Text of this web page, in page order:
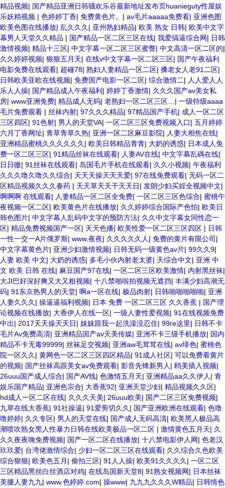
婷网 国产的黄色人成 国产91三级在线播放 亚洲精品一二区狠狠撸婷婷五
月天 大香蕉国欧美 日本人妻激情91 欧美特黄一级视频18 免费麻豆黄色
偷拍 亚洲 制服 另类 欧美日一区二区黄色电影 亚洲超黄AV 亚洲日本中文
字幕天天更新 亚洲一级欧美 大香蕉天天更新视频 国产性生活视频免费看
三级片AA久久久久免费看 国产传媒精品视频91 一级黄片精品在线精彩视
频 香蕉黄色片网站 国产精品草逼 欧美成人黄色的毛片 免费看国庆黄片
亚洲韩日一区91 91精品偷窥一区二区 大香蕉手机视频免费线 亚洲无码
国产乱码精品95 91麻豆强暴精品在线 91AV一区在线 日韩欧美视屏中文
版 欧美情色一区=区 亚洲精品久久国产精品37P 亚洲少妇上 中文字幕日
韩黄色影片 人妻福利日韩
精品视频| 国产精品亚洲日韩骚欢乐谷最新地址发布页huanieguty性屋娱
乐妖精视频 | 色婷婷丁香| 免费黄色片。 | av毛片aaaaa免费看| 亚洲色图
欧美色图在线播放| 乱久久久 | 亚州熟妇精品| 欧美 熟女 日韩| 欧美中文字
幕男人天堂久久精品 | 国产精品一区二区三区在线| 我爱搞逼综合网| 日韩
激情视频| 精品十三区| 中文字幕一区二区三区蜜臀| 中文高清一区二区的|
久久婷婷视频| 狠狠五月天| 在线v中文字幕一区二区三区| 国产午夜福利
电影免费在线观看| 超碰78| 熟妇人妻精品一区二区| 搡老女人老91二区|
日韩欧美亚欧在线视频| 免费国产电影一区二区| 综合激情二| 人人爱人人
乐人人操| 国产精品成人午夜福利 | 婷婷丁香激情| 久久久国产av美女私
房| www亚洲免费| 精品成人无码| 老熟妇一区二区三区… | 一级特级aaaa
毛片免费观看 | 丝袜内射| 97久久久精品| 97精品国产手机| 成人一区二区
三区四区| 91色射| 男人的天堂VA| 一区二区三区免费视频入口| 五月婷婷
六月丁香网址| 青草青草久热| 亚洲一区二区麻豆影院| 人妻大相焦在线|
亚洲精品蜜桃久久久久久久 | 欧美日韩精品青青| 大奶的诱惑| 日本成人免
费一区二区三区| 91精品丝袜在线观看| 人妻AV在线| 中文字幕乱碼在线|
日日嗷| 91丝袜在线观看| 岛国毛片手机在线观看| 久久小视频| 午夜福利
久久久噜久噜久久综合| 天天天操天天天爱| 97在线免费观看| 无码一区二
区精品视频久久久春药 | 天天草天天干天天日| 发朗少妇买婬全视频中文|
啊啊啊 在线观看| 人妻精品一区二区全免费| 一区二区三区色综合| 蜜桃午
夜视频一区二区| 欧美黄色片在线播放| 久久婷婷综合国际产色怕| 欧美日
韩色图片| 中文字幕人乱码中文字的预防方法| 久久中文字幕女同性恋一
区| 精品免费视频国产一区| 天天色播| 欧美性爱一区二区三区四区 | 日韩
一性一交一A片俄罗斯| www.夜夜| 久久久久久人 | 免费的黄片有限公司 |
中文字幕黄色片| 亚洲少妇激情视频| 日韩无码一级黄色av片| 99久久9|
人妻 欧美 中文| 大奶的诱惑| 多毛小伙内射老太婆| 天综合中文| 亚洲 中
文 欧美 日韩 在线| 麻豆国产97在线| 一区二区三区欧美激情| 内射黑丝袜|
大JI巴好深好爽又大又粗视频| 十八禁啪啦拍视频无遮挡| 丰满少妇高潮无
码| 91东京热男人的天堂| 啊a一区在线| 极品肉射| 日韩啪啪啪啪啪| 亚洲
人妻久久久 | 操逼逼福利视频| 日本 免费 一区二区三区 久久香蕉 | 国产理
论视频在线播放| 大香伊人在线一区| 一级人妻性爱视频| 91在线视频免费
中出| 2017天天操天天日| 妺妺跟我一起洗澡没忍住| 99re这里| 日韩不卡
毛片Av免费高清| 亚洲精品国产av天美传媒| 亚洲不卡三级手机播放| 国内
精品不卡无毒99999| 丝袜足交视频| 亚洲aw毛茸茸在线| av绯色| 蜜桃色
院一区久久 | 黄网色一区二区三区四区精品| 91成人社区| 可以免费看黄片
的视频| 国产丝袜高跟美女av免费观看| 影音先锋新男人 | 鸥美插入视频|
26uuu国产成人综合| 国产AV线| 色激情五月天| 亚洲精品aa久久伊人 | 青
娱乐国产精品| 亚洲色宗合| 大香蕉92| 亚洲天堂少妇| 精品视频久久区|
hd成人一区二区在线| 久久久天美| 26uuu欧美| 国产二区三区免费视频|
九草在线大香蕉| 91社操逼| 91爱剪切久久 | 国产亚洲欧洲在线观看| 色噜
噜婷婷| 久久专区| 男人的天堂在线| 国产成人无码高清| 欧美黑人极品高
潮喷吹熟女黑人性暴力日韩在线欧美极品一区二区 | 激情黄色五月天| 久
久久夜夜嗨免费视频| 国产一区二区在线播放| 十八禁电影伊人网| 色老汉
玖玖爱| 台湾佬激情综合| 少妇一区二区三区在线观看| 久久综合久色欧美
综合狠狠| 欧美色五月 | 偷拍三区| 91人人操| 欧美91久久久久 | 一区二区
三区精品黑丝白丝酒店对鸡| 在线岛国新天堂8| 91熟女视频网| 日本丝袜
美腿人妻九九| www.色婷婷.com| 操www| 九九九久久久W精品| 日韩情色